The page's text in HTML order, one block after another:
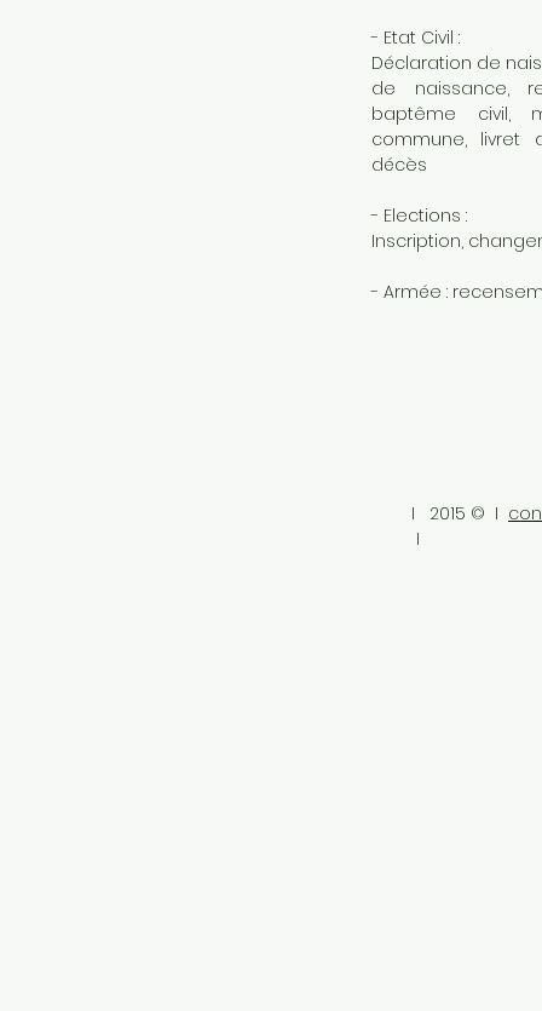
- Etat Civil :
Déclaration de
de naissance,
baptême civil,
commune, livret
décès
- Elections :
Inscription,
- Armée :
I 2015 © I
I